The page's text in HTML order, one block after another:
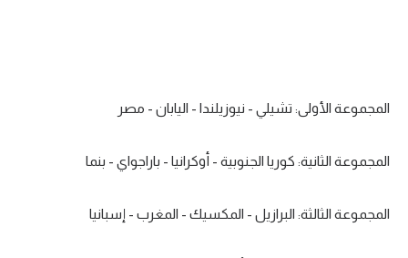
المجموعة الأولى: تشيلي - نيوزيلندا - اليابان - مصر
المجموعة الثانية: كوريا الجنوبية - أوكرانيا - باراجواي - بنما
المجموعة الثالثة: البرازيل - المكسيك - المغرب - إسبانيا